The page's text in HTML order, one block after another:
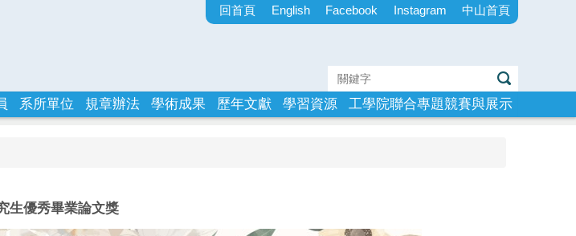
回首頁 English Facebook Instagram 中山首頁
工學院聯合專題競賽與展示
學習資源
歷年文獻
學術成果
規章辦法
系所單位
生優秀畢業論文獎